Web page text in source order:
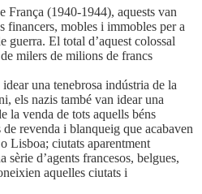
França (1940-1944), aquests van
financers, mobles i immobles per a
guerra. El total d’aquest colossal
milers de milions de francs
una tenebrosa indústria de la
els nazis també van idear una
la venda de tots aquells béns
revenda i blanqueig que acabaven
Lisboa; ciutats aparentment
sèrie d’agents francesos, belgues,
aquelles ciutats i